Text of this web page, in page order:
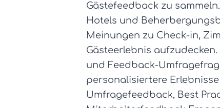
Gästefeedback zu
Hotels und
Meinungen zu Check-in,
Gästeerlebnis
und Feedback-
personalisiertere
Umfragefeedback, Best